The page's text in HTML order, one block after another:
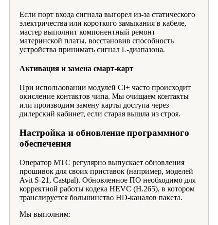
Если порт входа сигнала выгорел из-за статического
электричества или короткого замыкания в кабеле,
мастер выполнит компонентный ремонт
материнской платы, восстановив способность
устройства принимать сигнал L-диапазона.
Активация и замена смарт-карт
При использовании модулей CI+ часто происходит
окисление контактов чипа. Мы очищаем контакты
или производим замену карты доступа через
дилерский кабинет, если старая вышла из строя.
Настройка и обновление программного
обеспечения
Оператор МТС регулярно выпускает обновления
прошивок для своих приставок (например, моделей
Avit S-21, Castpal). Обновленное ПО необходимо для
корректной работы кодека HEVC (H.265), в котором
транслируется большинство HD-каналов пакета.
Мы выполним: